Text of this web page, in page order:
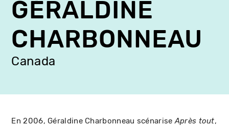
principal
GÉRALDINE
CHARBONNEAU
Canada
En 2006, Géraldine Charbonneau scénariseAprès tout,